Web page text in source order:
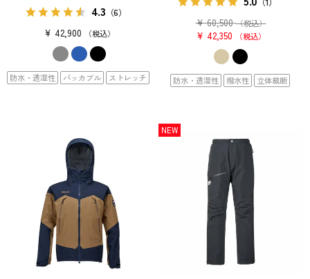
4.3 （6）
¥ 42,900 税込
防水・透湿性 パッカブル ストレッチ
¥ 60,500 （税込）
¥ 42,350 税込
防水・透湿性 撥水性 立体裁断
NEW